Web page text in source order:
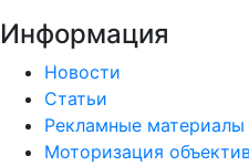
Информация
Новости
Статьи
Рекламные материалы
Моторизация